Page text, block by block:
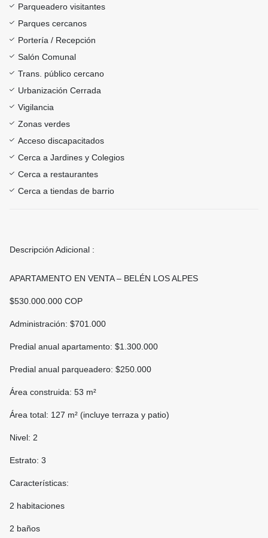
Parqueadero visitantes
Parques cercanos
Portería / Recepción
Salón Comunal
Trans. público cercano
Urbanización Cerrada
Vigilancia
Zonas verdes
Acceso discapacitados
Cerca a Jardines y Colegios
Cerca a restaurantes
Cerca a tiendas de barrio
Descripción Adicional :
APARTAMENTO EN VENTA – BELÉN LOS ALPES
$530.000.000 COP
Administración: $701.000
Predial anual apartamento: $1.300.000
Predial anual parqueadero: $250.000
Área construida: 53 m²
Área total: 127 m² (incluye terraza y patio)
Nivel: 2
Estrato: 3
Características:
2 habitaciones
2 baños